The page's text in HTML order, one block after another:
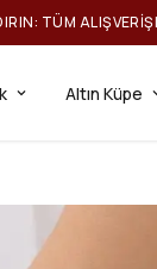
TÜM
Altın Küpe